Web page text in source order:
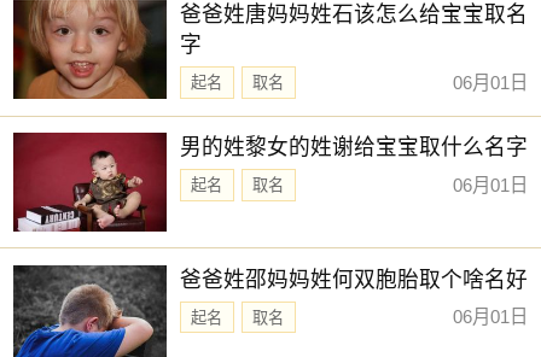
爸爸姓唐妈妈姓石该怎么给宝宝取名
字
起名 取名 06月01日
男的姓黎女的姓谢给宝宝取什么名字
起名 取名 06月01日
爸爸姓邵妈妈姓何双胞胎取个啥名好
起名 取名 06月01日